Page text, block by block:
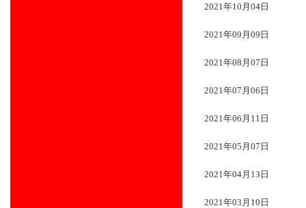
2021年10月04日
2021年09月09日
2021年08月07日
2021年07月06日
2021年06月11日
2021年05月07日
2021年04月13日
2021年03月10日